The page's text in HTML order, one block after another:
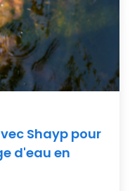
Shayp pour
d'eau en